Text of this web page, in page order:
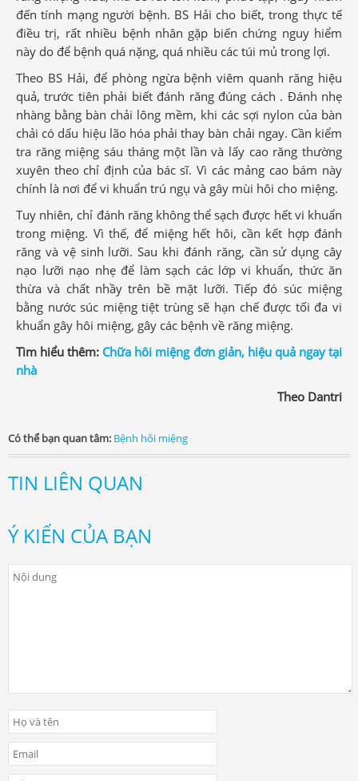
đến tính mạng người bệnh. BS Hải cho biết, trong thực tế
điều trị, rất nhiều bệnh nhân gặp biến chứng nguy hiểm
này do để bệnh quá nặng, quá nhiều các túi mủ trong lợi.
Theo BS Hải, để phòng ngừa bệnh viêm quanh răng hiệu
quả, trước tiên phải biết đánh răng đúng cách . Đánh nhẹ
nhàng bằng bàn chải lông mềm, khi các sợi nylon của bàn
chải có dấu hiệu lão hóa phải thay bàn chải ngay. Cần kiểm
tra răng miệng sáu tháng một lần và lấy cao răng thường
xuyên theo chỉ định của bác sĩ. Vì các mảng cao bám này
chính là nơi để vi khuẩn trú ngụ và gây mùi hôi cho miệng.
Tuy nhiên, chỉ đánh răng không thể sạch được hết vi khuẩn
trong miệng. Vì thế, để miệng hết hôi, cần kết hợp đánh
răng và vệ sinh lưỡi. Sau khi đánh răng, cần sử dụng cây
nạo lưỡi nạo nhẹ để làm sạch các lớp vi khuẩn, thức ăn
thừa và chất nhầy trên bề mặt lưỡi. Tiếp đó súc miệng
bằng nước súc miệng tiệt trùng sẽ hạn chế được tối đa vi
khuẩn gây hôi miệng, gây các bệnh về răng miệng.
Tìm hiểu thêm: Chữa hôi miệng đơn giản, hiệu quả ngay tại
nhà
Theo Dantri
Có thể bạn quan tâm: Bệnh hôi miệng
TIN LIÊN QUAN
Ý KIẾN CỦA BẠN